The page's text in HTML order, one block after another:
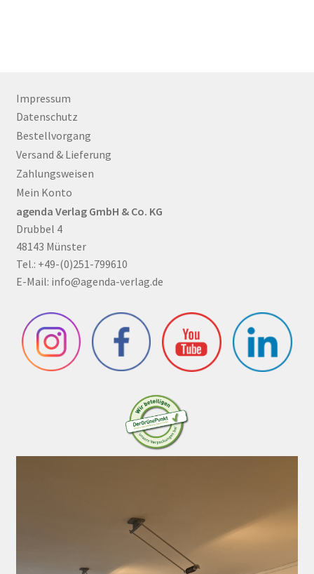
Impressum
Datenschutz
Bestellvorgang
Versand & Lieferung
Zahlungsweisen
Mein Konto
agenda Verlag GmbH & Co. KG
Drubbel 4
48143 Münster
Tel.: +49-(0)251-799610
E-Mail: info@agenda-verlag.de